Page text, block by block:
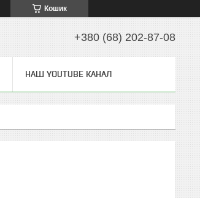
Кошик
+380 (68) 202-87-08
НАШ YOUTUBE КАНАЛ